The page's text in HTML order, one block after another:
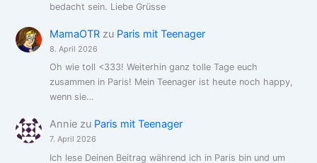
bedacht sein. Liebe Grüsse
MamaOTRzu Paris mit Teenager
8. April 2026
Oh wie toll <333! Weiterhin ganz tolle Tage euch
zusammen in Paris! Mein Teenager ist heute noch happy,
wenn sie…
Anniezu Paris mit Teenager
7. April 2026
Ich lese Deinen Beitrag während ich in Paris bin und um